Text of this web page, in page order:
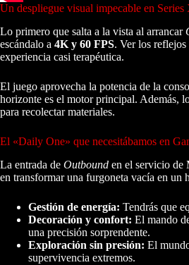
Un despliegue visual impecable en Series
Lo primero que salta a la vista al arrancar
escándalo a 4K y 60 FPS. Ver los reflejos
experiencia casi terapéutica.
El juego aprovecha la potencia de la
horizonte es el motor principal. Además,
para recolectar materiales.
El «Daily One» que necesitábamos en
La entrada de Outbound en el servicio de
en transformar una furgoneta vacía en un
Gestión de energía: Tendrás que
Decoración y confort: El mando
una precisión sorprendente.
Exploración sin presión: El
supervivencia extremos.